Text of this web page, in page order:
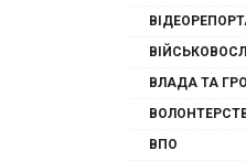
ВЛАДА ТА
ВПО